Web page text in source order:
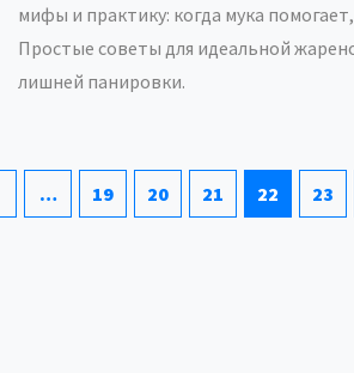
мифы и практику: когда мука
Простые советы для идеальной
лишней панировки.
… 19 20 21 22 23